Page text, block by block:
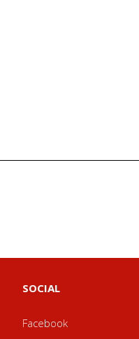
SOCIAL
Facebook